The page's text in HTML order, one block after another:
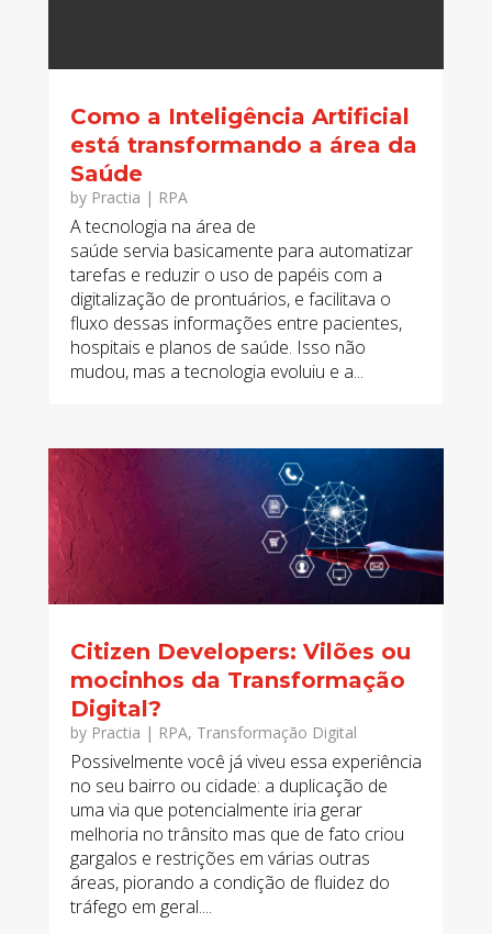
Como a Inteligência Artificial
está transformando a área da
Saúde
by Practia | RPA
A tecnologia na área de
saúde servia basicamente para automatizar
tarefas e reduzir o uso de papéis com a
digitalização de prontuários, e facilitava o
fluxo dessas informações entre pacientes,
hospitais e planos de saúde. Isso não
mudou, mas a tecnologia evoluiu e a...
Citizen Developers: Vilões ou
mocinhos da Transformação
Digital?
by Practia | RPA, Transformação Digital
Possivelmente você já viveu essa experiência
no seu bairro ou cidade: a duplicação de
uma via que potencialmente iria gerar
melhoria no trânsito mas que de fato criou
gargalos e restrições em várias outras
áreas, piorando a condição de fluidez do
tráfego em geral....